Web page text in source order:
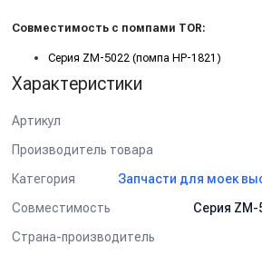
Совместимость с помпами TOR:
Серия ZM-5022 (помпа HP-1821)
Характеристики
Артикул
Производитель товара
Категория
Запчасти для моек
Совместимость
Серия
Страна-производитель